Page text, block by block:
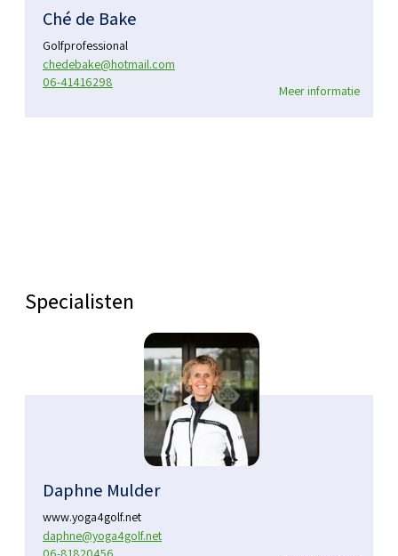
Ché de Bake
Golfprofessional
chedebake@hotmail.com
06-41416298
Meer informatie
Specialisten
Daphne Mulder
www.yoga4golf.net
daphne@yoga4golf.net